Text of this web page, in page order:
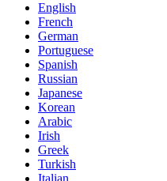
English
French
German
Portuguese
Spanish
Russian
Japanese
Korean
Arabic
Irish
Greek
Turkish